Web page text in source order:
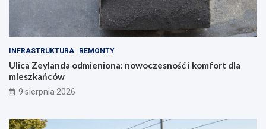
INFRASTRUKTURA REMONTY
Ulica Zeylanda odmieniona: nowoczesność i komfort dla
mieszkańców
9 sierpnia 2026